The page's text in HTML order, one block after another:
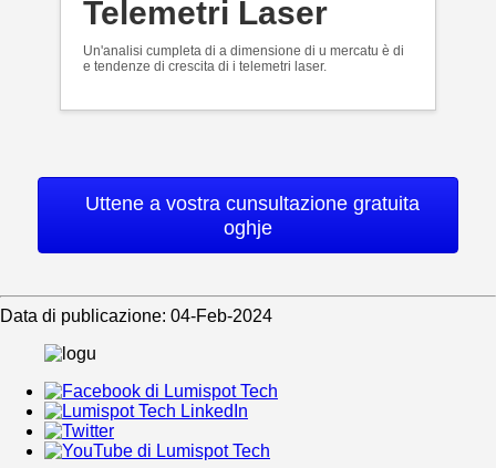
Telemetri Laser
Un'analisi cumpleta di a dimensione di u mercatu è di
e tendenze di crescita di i telemetri laser.
Uttene a vostra cunsultazione gratuita
oghje
Data di publicazione: 04-Feb-2024